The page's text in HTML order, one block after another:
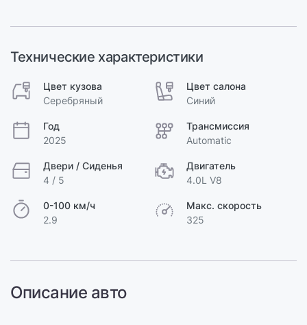
Технические характеристики
Цвет кузова
Серебряный
Цвет салона
Синий
Год
2025
Трансмиссия
Automatic
Двери / Сиденья
4 / 5
Двигатель
4.0L V8
0-100 км/ч
2.9
Макс. скорость
325
Описание авто